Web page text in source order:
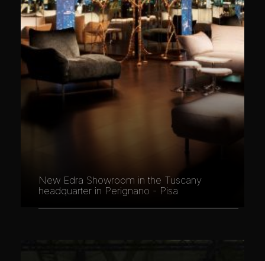
New Edra Showroom in the Tuscany
headquarter in Perignano - Pisa